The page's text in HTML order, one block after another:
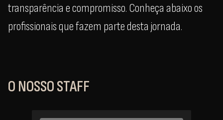
transparência e compromisso. Conheça abaixo os
profissionais que fazem parte desta jornada.
O NOSSO STAFF